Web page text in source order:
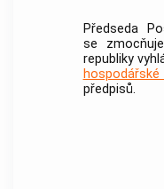
Předseda
se
republiky
předpisů.